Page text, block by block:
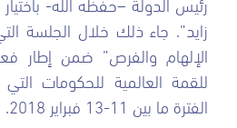
زايد”. جاء ذلك خلال الجلسة
الإلهام والفرص” ضمن إطار
للقمة العالمية للحكومات
الفترة ما بين 11-13 فبراير 2018.